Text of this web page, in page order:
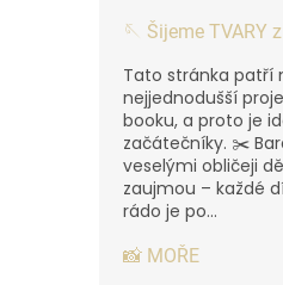
🪡 Šijeme TVARY
Tato stránka patří
nejjednodušší
booku, a proto je
začátečníky. ✂️
veselými obličeji
zaujmou – každé
rádo je po...
📸 MOŘE